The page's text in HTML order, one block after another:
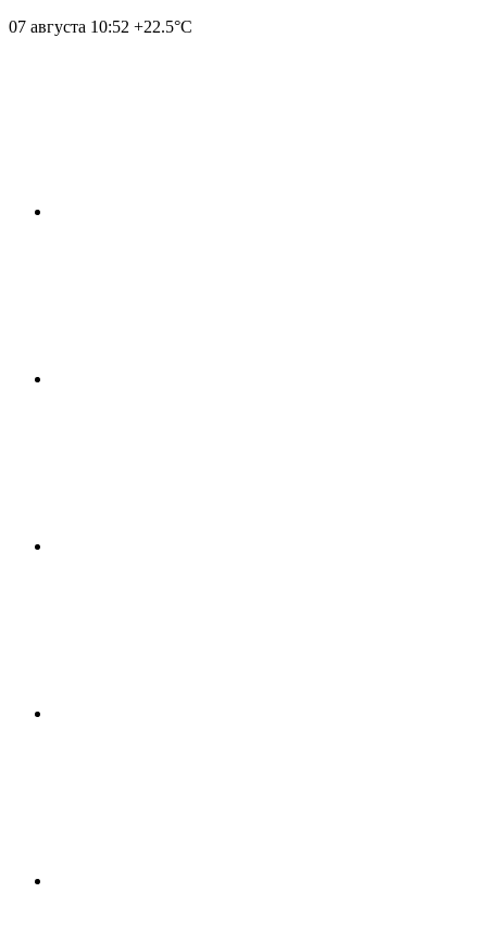
07 августа 10:52 +22.5°С